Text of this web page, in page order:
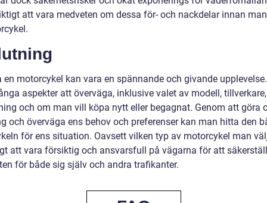
att vara medveten om dessa för- och nackdelar innan
en motorcykel kan vara en spännande och givande
aspekter att överväga, inklusive valet av modell, tillverkare,
och om man vill köpa nytt eller begagnat. Genom att göra
och överväga ens behov och preferenser kan man hitta den
för ens situation. Oavsett vilken typ av motorcykel man
att vara försiktig och ansvarsfull på vägarna för att
för både sig själv och andra trafikanter.